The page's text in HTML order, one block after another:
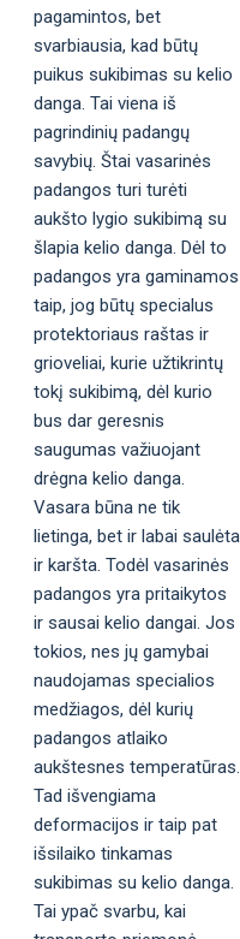
pagamintos, bet
svarbiausia, kad būtų
puikus sukibimas su kelio
danga. Tai viena iš
pagrindinių padangų
savybių. Štai vasarinės
padangos turi turėti
aukšto lygio sukibimą su
šlapia kelio danga. Dėl to
padangos yra gaminamos
taip, jog būtų specialus
protektoriaus raštas ir
grioveliai, kurie užtikrintų
tokį sukibimą, dėl kurio
bus dar geresnis
saugumas važiuojant
drėgna kelio danga.
Vasara būna ne tik
lietinga, bet ir labai saulėta
ir karšta. Todėl vasarinės
padangos yra pritaikytos
ir sausai kelio dangai. Jos
tokios, nes jų gamybai
naudojamas specialios
medžiagos, dėl kurių
padangos atlaiko
aukštesnes temperatūras.
Tad išvengiama
deformacijos ir taip pat
išsilaiko tinkamas
sukibimas su kelio danga.
Tai ypač svarbu, kai